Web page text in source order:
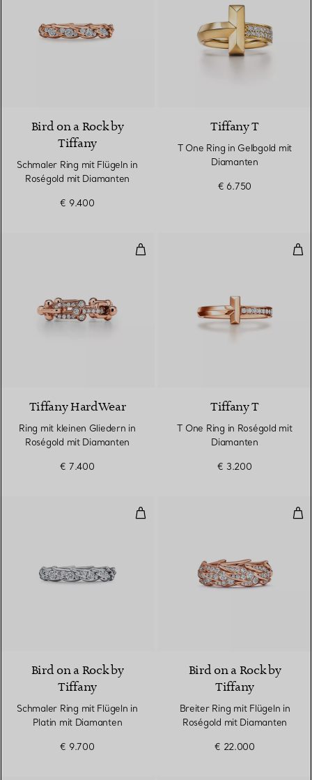
Bird on a Rock by
Tiffany
Schmaler Ring mit Flügeln in
Roségold mit Diamanten
€ 9.400
Tiffany T
T One Ring in Gelbgold mit
Diamanten
€ 6.750
Ring mit kleinen Gliedern in
Tiffany HardWear
Ring mit kleinen Gliedern in
Roségold mit Diamanten
€ 7.400
T
Tiffany T
T One Ring in Roségold mit
Diamanten
€ 3.200
Schmaler Ring mit Flügeln in
Bird on a Rock by
Tiffany
Schmaler Ring mit Flügeln in
Platin mit Diamanten
€ 9.700
Bird on a Rock by
Tiffany
Breiter Ring mit Flügeln in
Roségold mit Diamanten
€ 22.000